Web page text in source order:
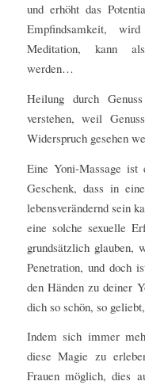
und erhöht das
Empfindsamkeit,
Meditation, kann als
werden…
Heilung durch
verstehen, weil
Widerspruch gesehen
Eine Yoni-Massage ist
Geschenk, dass in
lebensverändernd sein
eine solche sexuelle
grundsätzlich glauben,
Penetration, und doch
den Händen zu deiner
dich so schön, so
Indem sich immer
diese Magie zu
Frauen möglich, dies